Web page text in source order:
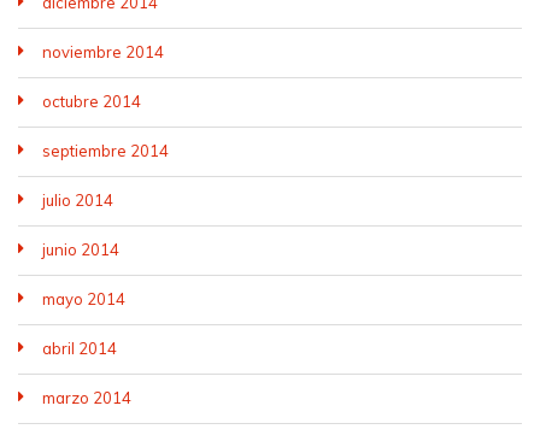
noviembre 2014
octubre 2014
septiembre 2014
julio 2014
junio 2014
mayo 2014
abril 2014
marzo 2014